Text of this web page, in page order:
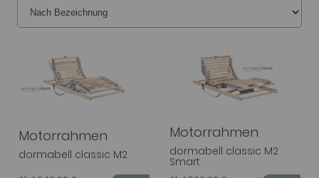
Motorrahmen
dormabell classic M2
Motorrahmen
dormabell classic M2
Smart